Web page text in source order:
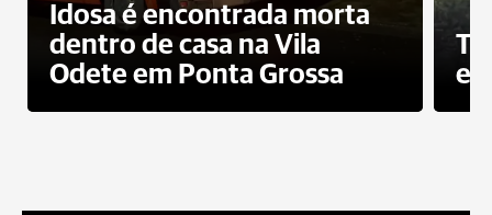
Idosa é encontrada morta
dentro de casa na Vila
Odete em Ponta Grossa
e